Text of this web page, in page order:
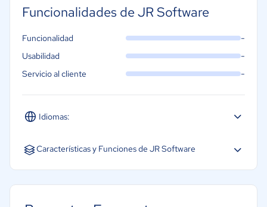
Funcionalidades de JR Software
Idiomas:
Español Inglés
Funcionalidad -
Usabilidad -
Servicio al cliente -
Características y Funciones de JR Software